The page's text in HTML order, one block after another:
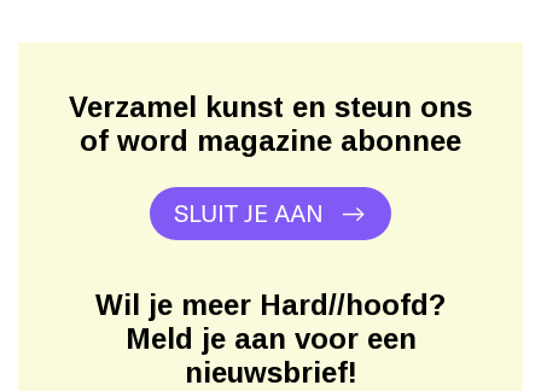
Verzamel kunst en steun ons
of word magazine abonnee
SLUIT JE AAN
Wil je meer Hard//hoofd?
Meld je aan voor een
nieuwsbrief!